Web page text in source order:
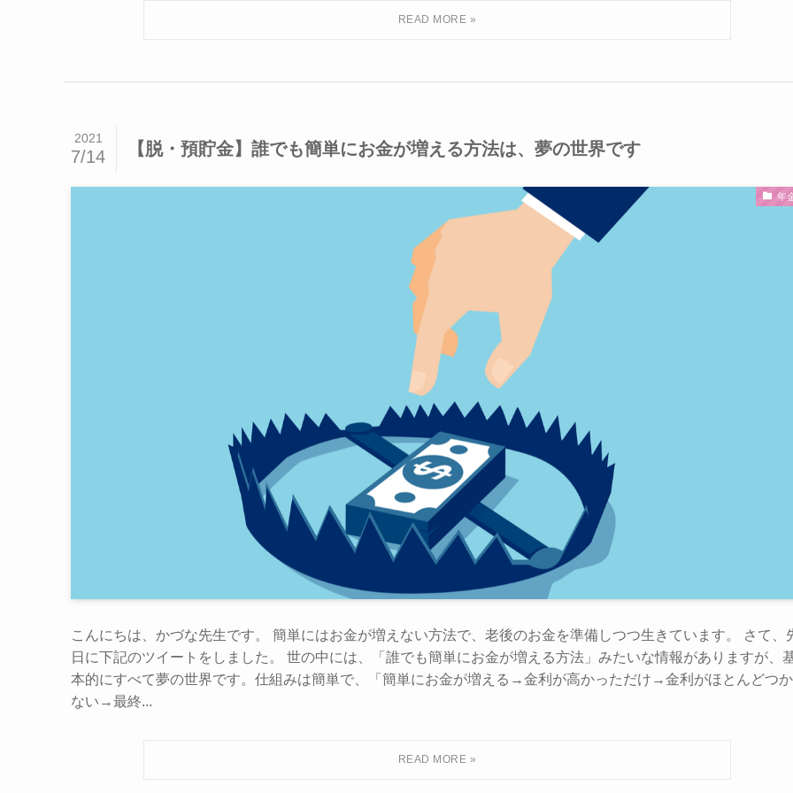
【脱・預貯金】誰でも簡単にお金が増える方法は、夢の世界です
2021
7/14
年
こんにちは、かづな先生です。 簡単にはお金が増えない方法で、老後のお金を準備しつつ生きています。 さて、
日に下記のツイートをしました。 世の中には、「誰でも簡単にお金が増える方法」みたいな情報がありますが、
本的にすべて夢の世界です。仕組みは簡単で、「簡単にお金が増える→金利が高かっただけ→金利がほとんどつか
ない→最終...